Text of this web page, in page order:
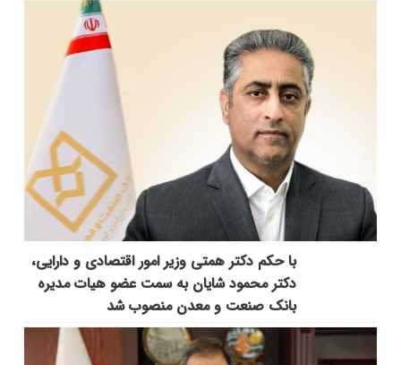
با حکم دکتر همتی وزیر امور اقتصادی و دارایی،
دکتر محمود شایان به سمت عضو هیات مدیره
بانک صنعت و معدن منصوب شد